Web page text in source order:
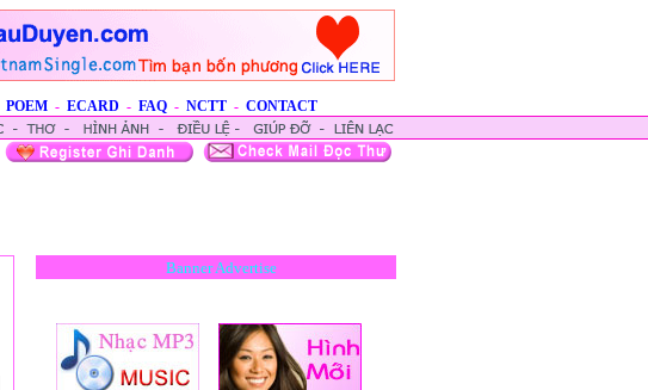
POEM - ECARD - FAQ - NCTT - CONTACT
Banner Advertise